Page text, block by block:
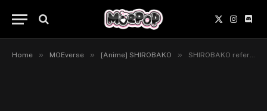
X
(Twitter)
Home » MOEverse » [Anime] SHIROBAKO » SHIROBAKO references (1)